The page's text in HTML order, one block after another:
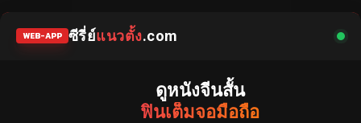
WEB-APP ซีรี่ย์แนวตั้ง.com
ดูหนังจีนสั้น
ฟินเต็มจอมือถือ